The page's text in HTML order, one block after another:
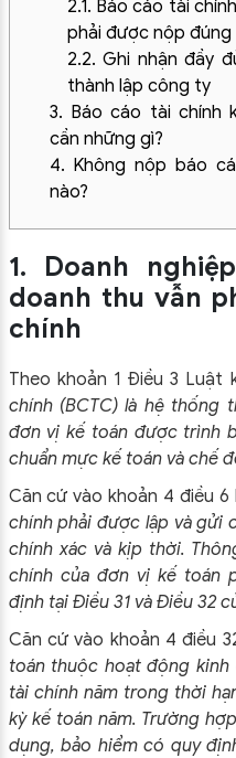
2.1. Báo cáo tài
phải được nộp đúng
2.2. Ghi nhận đầy
thành lập công ty
3. Báo cáo tài chính
cần những gì?
4. Không nộp báo
nào?
1. Doanh
doanh thu vẫn
chính
Theo khoản 1 Điều 3 Luật
chính (BCTC) là hệ thống
đơn vị kế toán được trình
chuẩn mực kế toán và chế
Căn cứ vào khoản 4 điều 6
chính phải được lập và gửi
chính xác và kịp thời.
chính của đơn vị kế toán
định tại Điều 31 và Điều 32
Căn cứ vào khoản 4 điều
toán thuộc hoạt động
tài chính năm trong thời
kỳ kế toán năm. Trường
dụng, bảo hiểm có quy